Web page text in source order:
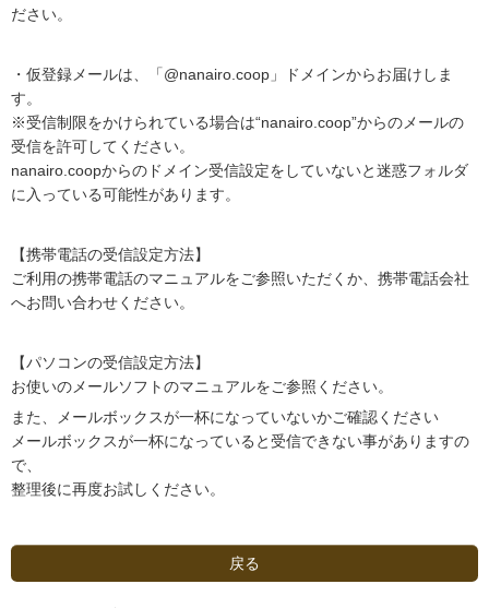
ださい。
・仮登録メールは、「@nanairo.coop」ドメインからお届けしま
す。
※受信制限をかけられている場合は“nanairo.coop”からのメールの
受信を許可してください。
nanairo.coopからのドメイン受信設定をしていないと迷惑フォルダ
に入っている可能性があります。
【携帯電話の受信設定方法】
ご利用の携帯電話のマニュアルをご参照いただくか、携帯電話会社
へお問い合わせください。
【パソコンの受信設定方法】
お使いのメールソフトのマニュアルをご参照ください。
また、メールボックスが一杯になっていないかご確認ください
メールボックスが一杯になっていると受信できない事がありますの
で、
整理後に再度お試しください。
戻る